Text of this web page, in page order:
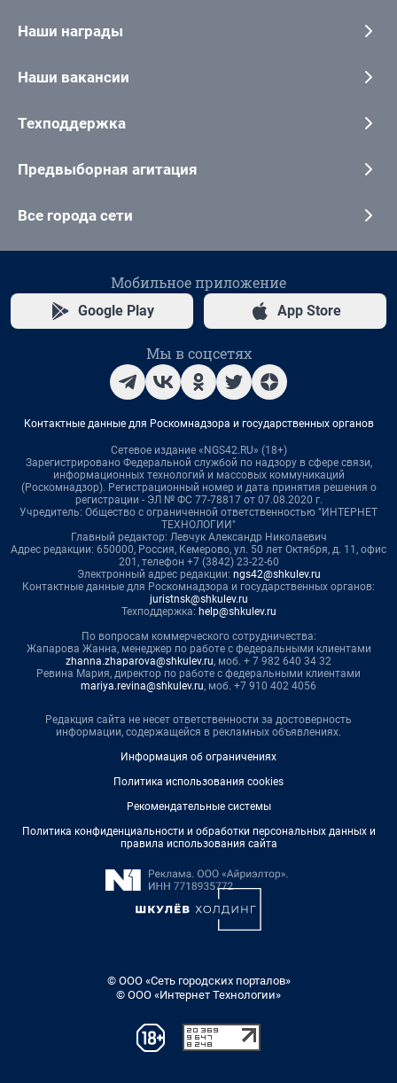
Наши награды
Наши вакансии
Техподдержка
Предвыборная агитация
Все города сети
Мобильное приложение
Google Play App Store
Мы в соцсетях
Контактные данные для Роскомнадзора и государственных органов
Сетевое издание «NGS42.RU» (18+)
Зарегистрировано Федеральной службой по надзору в сфере связи,
информационных технологий и массовых коммуникаций
(Роскомнадзор). Регистрационный номер и дата принятия решения о
регистрации - ЭЛ № ФС 77-78817 от 07.08.2020 г.
Учредитель: Общество с ограниченной ответственностью "ИНТЕРНЕТ
ТЕХНОЛОГИИ"
Главный редактор: Левчук Александр Николаевич
Адрес редакции: 650000, Россия, Кемерово, ул. 50 лет Октября, д. 11, офис
201, телефон +7 (3842) 23-22-60
Электронный адрес редакции: ngs42@shkulev.ru
Контактные данные для Роскомнадзора и государственных органов:
juristnsk@shkulev.ru
Техподдержка: help@shkulev.ru
По вопросам коммерческого сотрудничества:
Жапарова Жанна, менеджер по работе с федеральными клиентами
zhanna.zhaparova@shkulev.ru, моб. + 7 982 640 34 32
Ревина Мария, директор по работе с федеральными клиентами
mariya.revina@shkulev.ru, моб. +7 910 402 4056
Редакция сайта не несет ответственности за достоверность
информации, содержащейся в рекламных объявлениях.
Информация об ограничениях
Политика использования cookies
Рекомендательные системы
Политика конфиденциальности и обработки персональных данных и
правила использования сайта
© ООО «Сеть городских порталов»
© ООО «Интернет Технологии»